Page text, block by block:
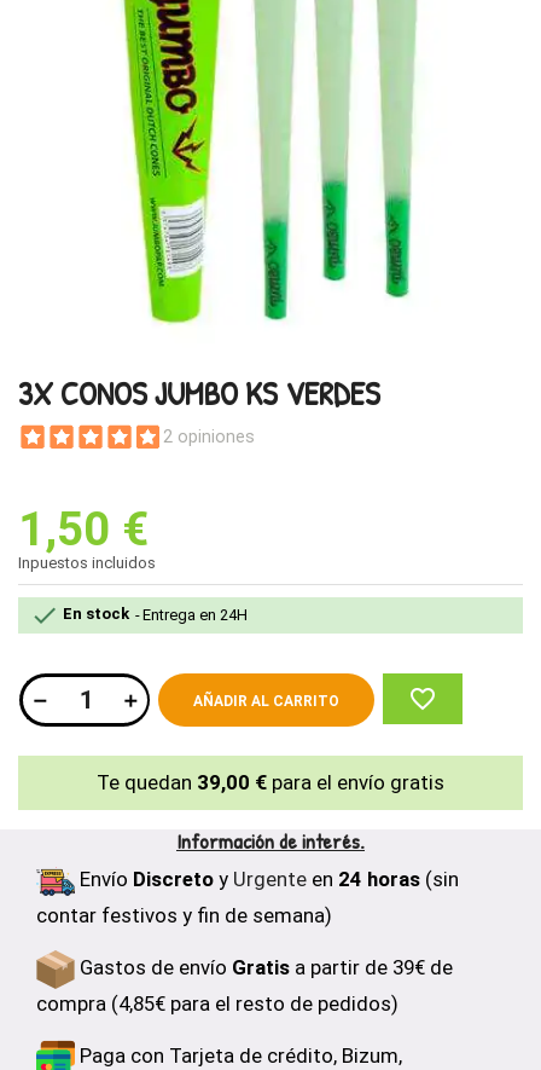
3X CONOS JUMBO KS VERDES
2 opiniones
1,50 €
Inpuestos incluidos
 En stock Entrega en 24H
AÑADIR AL CARRITO favorite_border
Te quedan 39,00 € para el envío gratis
Información de interés.
Envío Discreto y Urgente en 24 horas (sin
contar festivos y fin de semana)
Gastos de envío Gratis a partir de 39€ de
compra (4,85€ para el resto de pedidos)
Paga con Tarjeta de crédito, Bizum,